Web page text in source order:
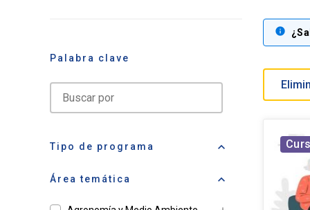
Palabra clave
Tipo de programa keyboard_arrow_up
Área temática keyboard_arrow_up
info